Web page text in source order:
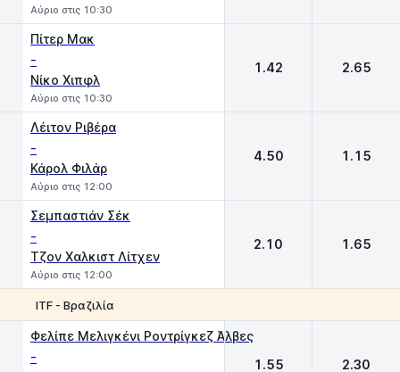
Αύριο στις 10:30
Πίτερ Μακ
-
Νίκο Χιπφλ
Αύριο στις 10:30
1.42 2.65
Λέιτον Ριβέρα
-
Κάρολ Φιλάρ
Αύριο στις 12:00
4.50 1.15
Σεμπαστιάν Σέκ
-
Τζον Χαλκιστ Λίτχεν
Αύριο στις 12:00
2.10 1.65
ITF - Βραζιλία
Φελίπε Μελιγκένι Ροντρίγκεζ Άλβες
- 1.55 2.30